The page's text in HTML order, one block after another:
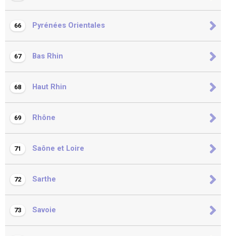
66 Pyrénées Orientales
67 Bas Rhin
68 Haut Rhin
69 Rhône
71 Saône et Loire
72 Sarthe
73 Savoie